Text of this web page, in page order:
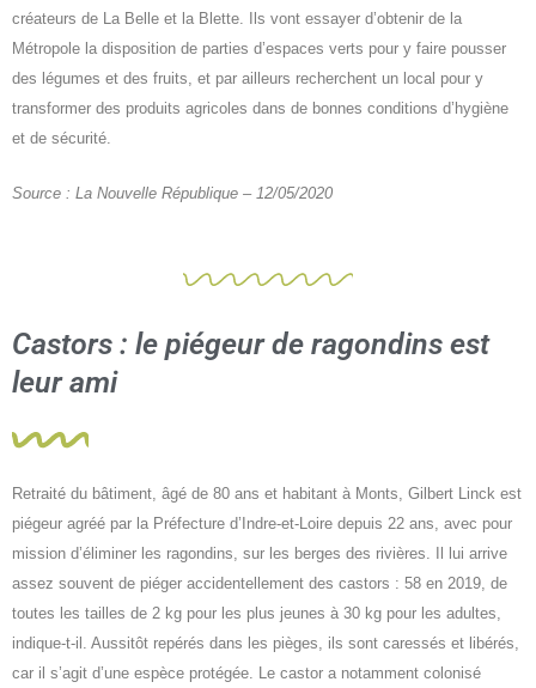
créateurs de La Belle et la Blette. Ils vont essayer d’obtenir de la
Métropole la disposition de parties d’espaces verts pour y faire pousser
des légumes et des fruits, et par ailleurs recherchent un local pour y
transformer des produits agricoles dans de bonnes conditions d’hygiène
et de sécurité.
Source : La Nouvelle République – 12/05/2020
Castors : le piégeur de ragondins est
leur ami
Retraité du bâtiment, âgé de 80 ans et habitant à Monts, Gilbert Linck est
piégeur agréé par la Préfecture d’Indre-et-Loire depuis 22 ans, avec pour
mission d’éliminer les ragondins, sur les berges des rivières. Il lui arrive
assez souvent de piéger accidentellement des castors : 58 en 2019, de
toutes les tailles de 2 kg pour les plus jeunes à 30 kg pour les adultes,
indique-t-il. Aussitôt repérés dans les pièges, ils sont caressés et libérés,
car il s’agit d’une espèce protégée. Le castor a notamment colonisé